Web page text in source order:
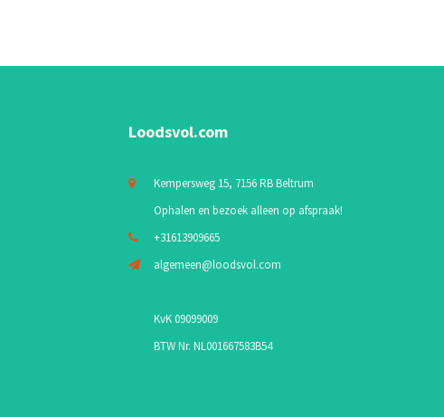
Loodsvol.com
Kempersweg 15, 7156 RB Beltrum
Ophalen en bezoek alleen op afspraak!
+31613909665
algemeen@loodsvol.com
KvK 09099009
BTW Nr. NL001667583B54